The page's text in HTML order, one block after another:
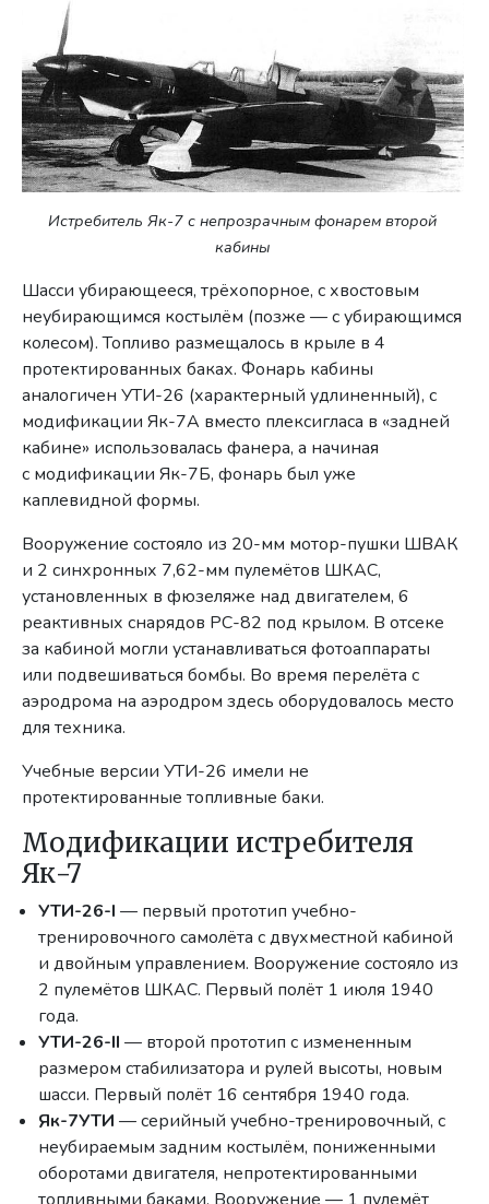
Истребитель Як-7 с непрозрачным фонарем второй
кабины
Шасси убирающееся, трёхопорное, с хвостовым
неубирающимся костылём (позже — с убирающимся
колесом). Топливо размещалось в крыле в 4
протектированных баках. Фонарь кабины
аналогичен УТИ-26 (характерный удлиненный), с
модификации Як-7А вместо плексигласа в «задней
кабине» использовалась фанера, а начиная
с модификации Як-7Б, фонарь был уже
каплевидной формы.
Вооружение состояло из 20-мм мотор-пушки ШВАК
и 2 синхронных 7,62-мм пулемётов ШКАС,
установленных в фюзеляже над двигателем, 6
реактивных снарядов РС-82 под крылом. В отсеке
за кабиной могли устанавливаться фотоаппараты
или подвешиваться бомбы. Во время перелёта с
аэродрома на аэродром здесь оборудовалось место
для техника.
Учебные версии УТИ-26 имели не
протектированные топливные баки.
Модификации истребителя
Як-7
УТИ-26-I — первый прототип учебно-
тренировочного самолёта с двухместной кабиной
и двойным управлением. Вооружение состояло из
2 пулемётов ШКАС. Первый полёт 1 июля 1940
года.
УТИ-26-II — второй прототип с измененным
размером стабилизатора и рулей высоты, новым
шасси. Первый полёт 16 сентября 1940 года.
Як-7УТИ — серийный учебно-тренировочный, с
неубираемым задним костылём, пониженными
оборотами двигателя, непротектированными